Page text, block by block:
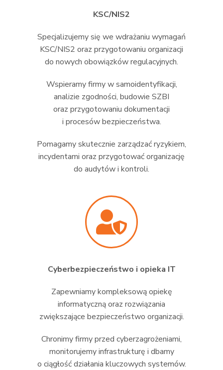
KSC/NIS2
Specjalizujemy się we wdrażaniu wymagań
KSC/NIS2 oraz przygotowaniu organizacji
do nowych obowiązków regulacyjnych.
Wspieramy firmy w samoidentyfikacji,
analizie zgodności, budowie SZBI
oraz przygotowaniu dokumentacji
i procesów bezpieczeństwa.
Pomagamy skutecznie zarządzać ryzykiem,
incydentami oraz przygotować organizację
do audytów i kontroli.
Cyberbezpieczeństwo i opieka IT
Zapewniamy kompleksową opiekę
informatyczną oraz rozwiązania
zwiększające bezpieczeństwo organizacji.
Chronimy firmy przed cyberzagrożeniami,
monitorujemy infrastrukturę i dbamy
o ciągłość działania kluczowych systemów.